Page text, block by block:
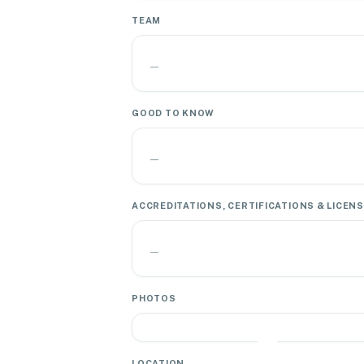
TEAM
—
GOOD TO KNOW
—
ACCREDITATIONS, CERTIFICATIONS &
—
PHOTOS